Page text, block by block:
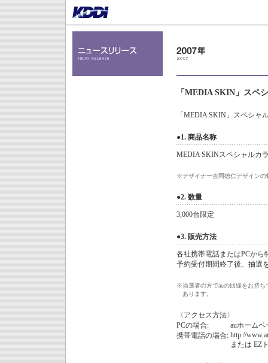
「MEDIA SKIN」スペ
「MEDIA SKIN」スペシャ
●1. 商品名称
MEDIA SKINスペシャルカ
※デザイナー吉岡徳仁デザイン
●2. 数量
3,000台限定
●3. 販売方法
各社携帯電話またはPCか
予約受付期間終了後、抽選
※当選者の方でauの回線をお持
あります。
〈アクセス方法〉
PCの場合:
auホームペ
携帯電話の場合: http://
または EZ